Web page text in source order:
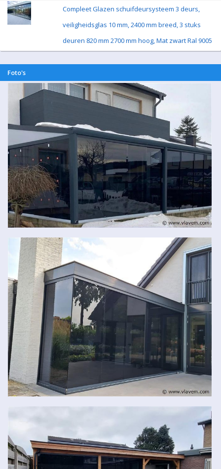
Compleet Glazen schuifdeursysteem 3 deurs,
veiligheidsglas 10 mm, 2400 mm breed, 3 stuks
deuren 820 mm 2700 mm hoog, Mat zwart Ral 9005
Foto's